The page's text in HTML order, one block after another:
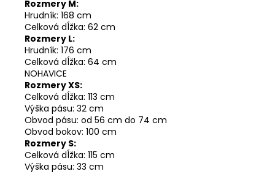
Rozmery M:
Hrudník: 168 cm
Celková dĺžka: 62 cm
Rozmery L:
Hrudník: 176 cm
Celková dĺžka: 64 cm
NOHAVICE
Rozmery XS:
Celková dĺžka: 113 cm
Výška pásu: 32 cm
Obvod pásu: od 56 cm do 74 cm
Obvod bokov: 100 cm
Rozmery S:
Celková dĺžka: 115 cm
Výška pásu: 33 cm